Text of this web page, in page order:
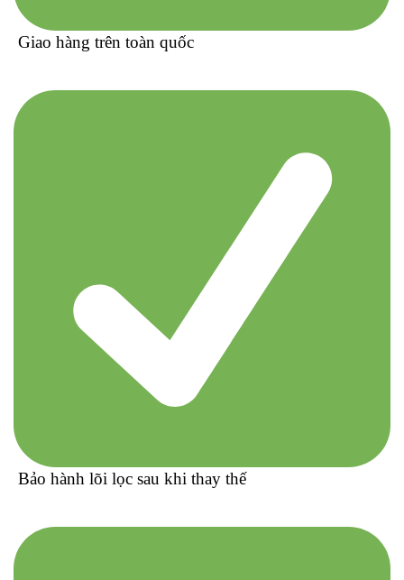
Giao hàng trên toàn quốc
Bảo hành lõi lọc sau khi thay thế